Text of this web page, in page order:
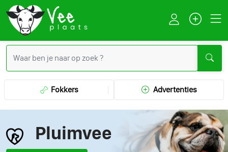
Fokkers Advertenties
Pluimvee